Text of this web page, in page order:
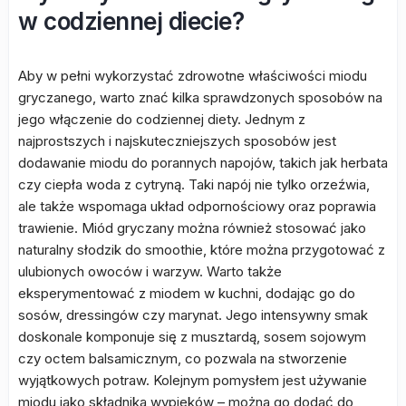
w codziennej diecie?
Aby w pełni wykorzystać zdrowotne właściwości miodu
gryczanego, warto znać kilka sprawdzonych sposobów na
jego włączenie do codziennej diety. Jednym z
najprostszych i najskuteczniejszych sposobów jest
dodawanie miodu do porannych napojów, takich jak herbata
czy ciepła woda z cytryną. Taki napój nie tylko orzeźwia,
ale także wspomaga układ odpornościowy oraz poprawia
trawienie. Miód gryczany można również stosować jako
naturalny słodzik do smoothie, które można przygotować z
ulubionych owoców i warzyw. Warto także
eksperymentować z miodem w kuchni, dodając go do
sosów, dressingów czy marynat. Jego intensywny smak
doskonale komponuje się z musztardą, sosem sojowym
czy octem balsamicznym, co pozwala na stworzenie
wyjątkowych potraw. Kolejnym pomysłem jest używanie
miodu jako składnika wypieków – można go dodać do